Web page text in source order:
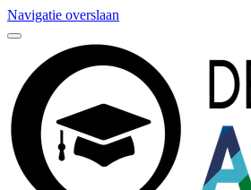
Navigatie overslaan